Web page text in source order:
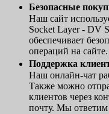
Безопасные
Наш сайт
Socket Layer - DV
обеспечивает
операций на сайте.
Поддержка
Наш онлайн-чат
Также можно
клиентов через
почту. Мы